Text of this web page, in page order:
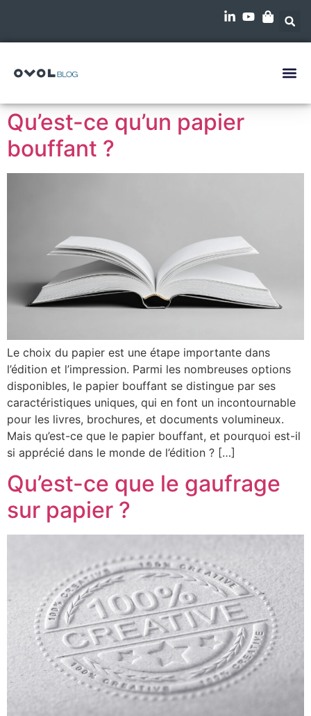
Qu’est-ce qu’un papier
bouffant ?
Le choix du papier est une étape importante dans
l’édition et l’impression. Parmi les nombreuses options
disponibles, le papier bouffant se distingue par ses
caractéristiques uniques, qui en font un incontournable
pour les livres, brochures, et documents volumineux.
Mais qu’est-ce que le papier bouffant, et pourquoi est-il
si apprécié dans le monde de l’édition ? […]
Qu’est-ce que le gaufrage
sur papier ?